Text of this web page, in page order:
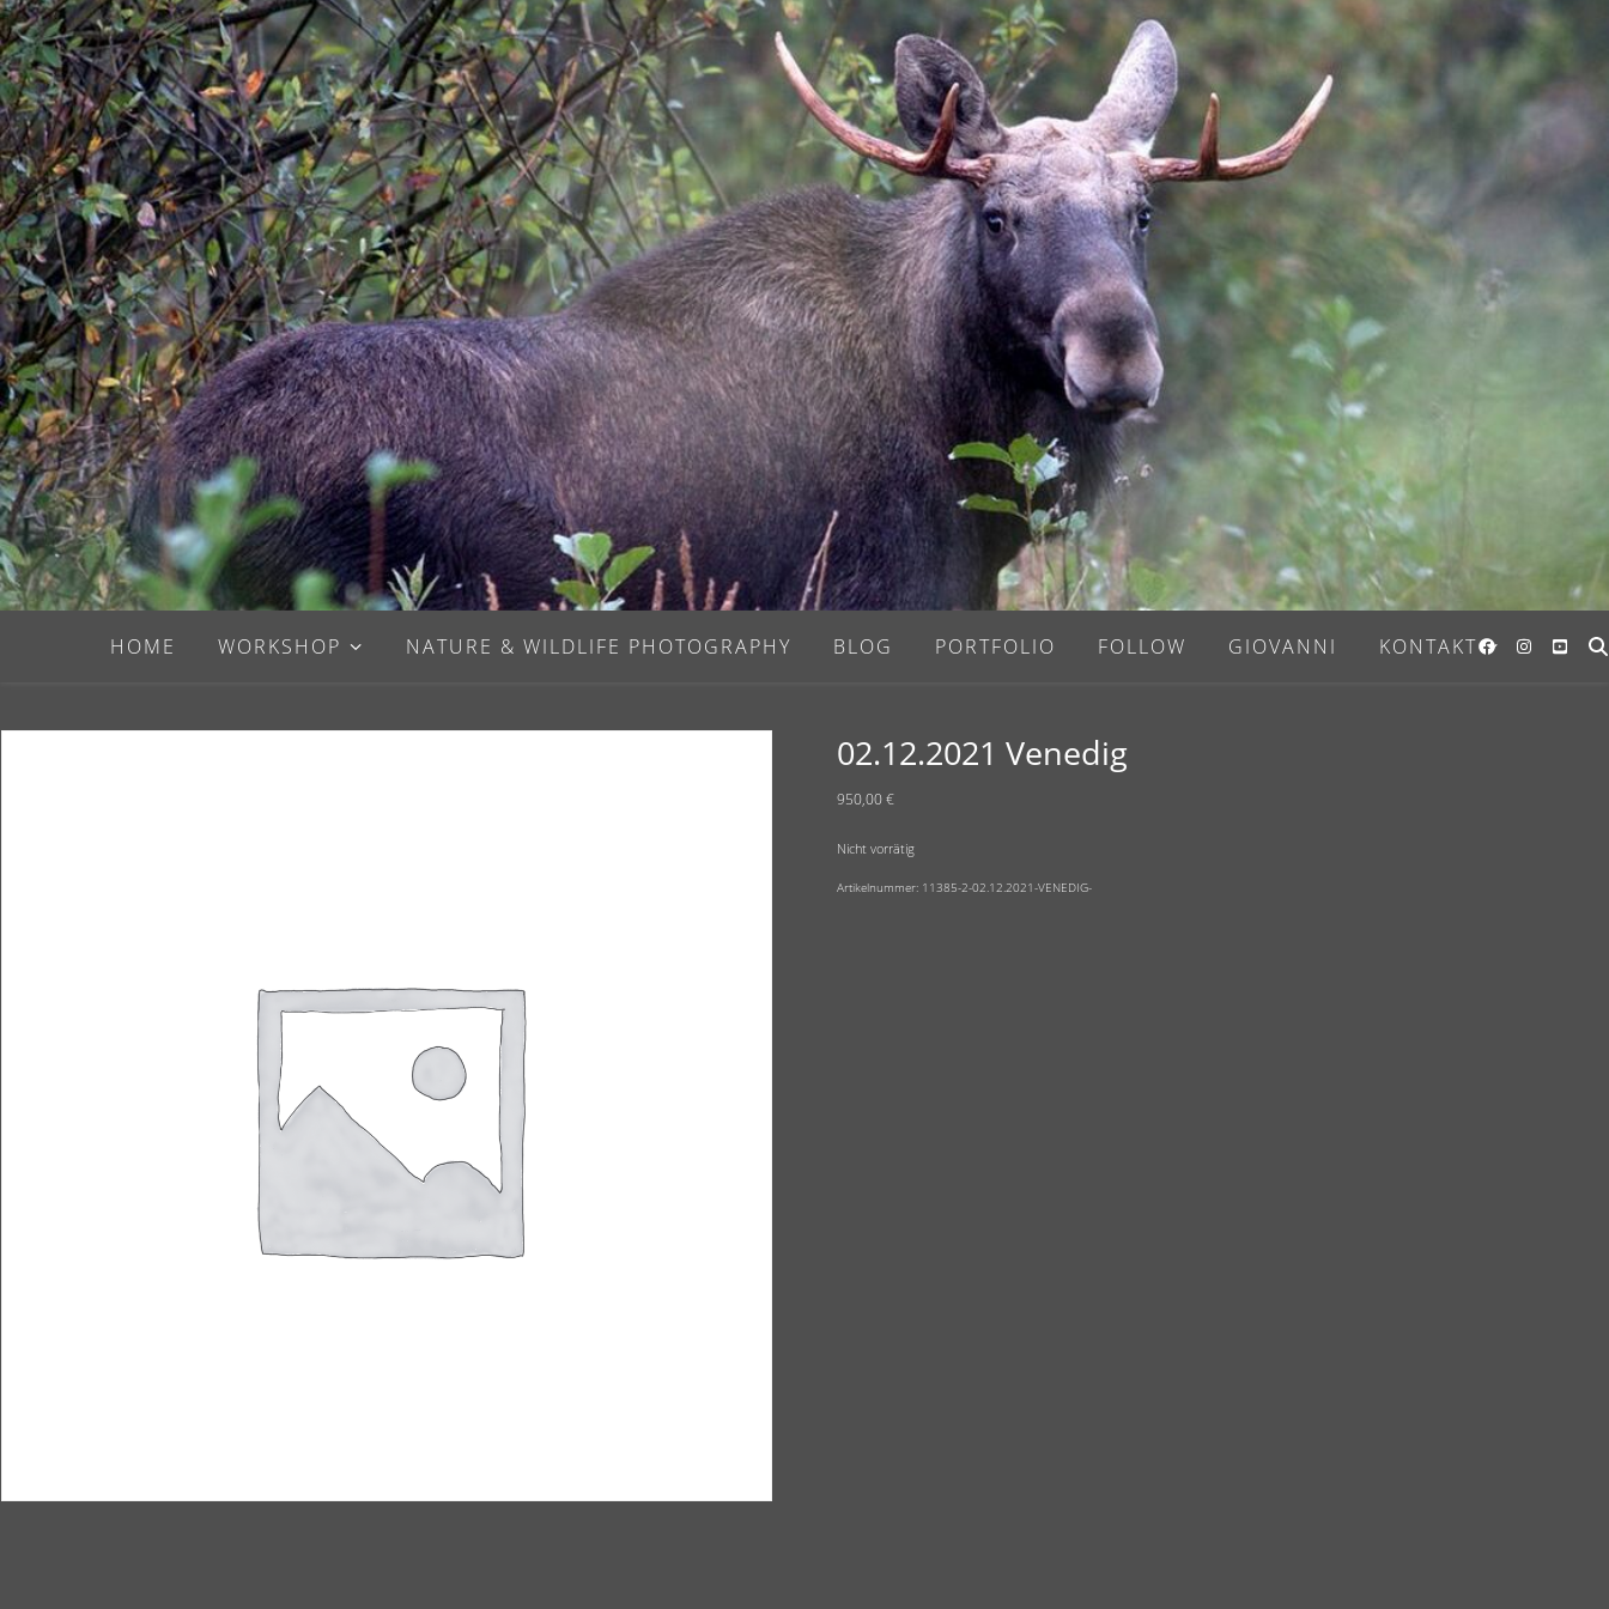
HOME WORKSHOP NATURE & WILDLIFE PHOTOGRAPHY BLOG PORTFOLIO FOLLOW GIOVANNI KONTAKT
02.12.2021 Venedig
950,00€
Nicht vorrätig
Artikelnummer: 11385-2-02.12.2021-VENEDIG-